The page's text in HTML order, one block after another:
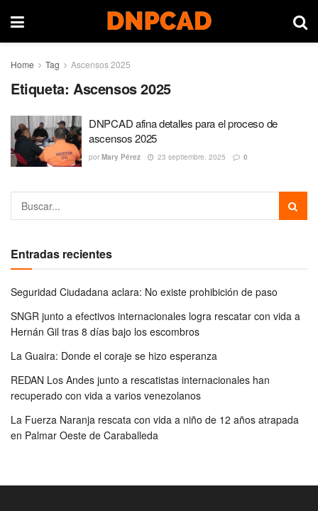
Home Tag Ascensos 2025
Etiqueta: Ascensos 2025
DNPCAD afina detalles para el proceso de
ascensos 2025
por Mary Pérez 23 septiembre, 2025 0
Entradas recientes
Seguridad Ciudadana aclara: No existe prohibición de paso
SNGR junto a efectivos internacionales logra rescatar con vida a
Hernán Gil tras 8 días bajo los escombros
La Guaira: Donde el coraje se hizo esperanza
REDAN Los Andes junto a rescatistas internacionales han
recuperado con vida a varios venezolanos
La Fuerza Naranja rescata con vida a niño de 12 años atrapada
en Palmar Oeste de Caraballeda